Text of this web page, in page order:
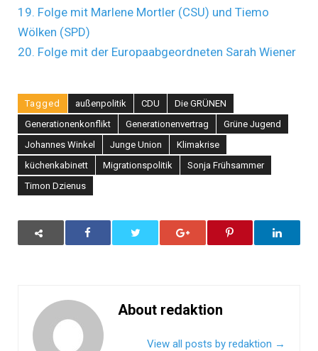
19. Folge mit Marlene Mortler (CSU) und Tiemo
Wölken (SPD)
20. Folge mit der Europaabgeordneten Sarah Wiener
Tagged außenpolitik CDU
Die GRÜNEN
Generationenkonflikt
Generationenvertrag
Grüne Jugend
Johannes Winkel
Junge Union
Klimakrise
küchenkabinett
Migrationspolitik
Sonja Frühsammer
Timon Dzienus
About redaktion
View all posts by redaktion →